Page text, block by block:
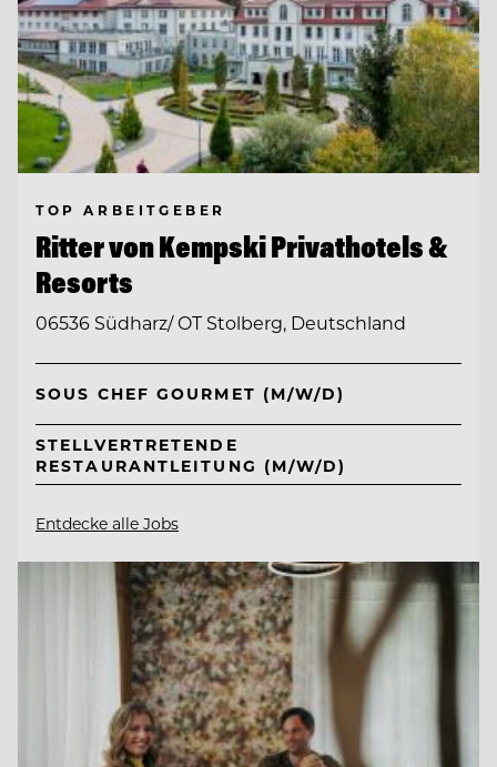
TOP ARBEITGEBER
Ritter von Kempski Privathotels &
Resorts
06536 Südharz/ OT Stolberg, Deutschland
SOUS CHEF GOURMET (M/W/D)
STELLVERTRETENDE
RESTAURANTLEITUNG (M/W/D)
Entdecke alle Jobs